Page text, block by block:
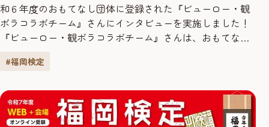
和６年度のおもてなし団体に登録された『ビューロー・観
ボラコラボチーム』さんにインタビューを実施しました！
『ビューロー・観ボラコラボチーム』さんは、おもてなし
きっかけを教えてください。 研修中に先輩ガイドから「福
す。福岡を案内するうえで、自分の知識に不安があったの
で、基礎からしっか...
#福岡検定